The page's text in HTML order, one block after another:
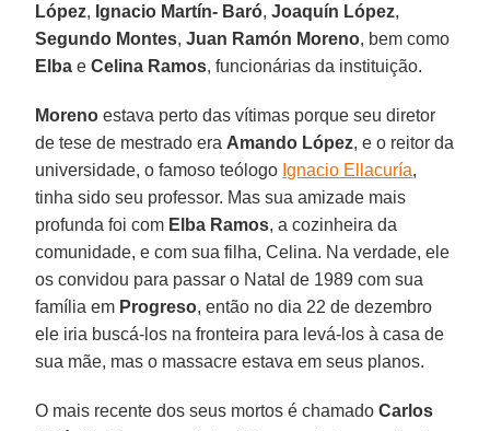
López, Ignacio Martín- Baró,Joaquín López,
Segundo Montes,Juan Ramón Moreno, bem como
Elba eCelina Ramos, funcionárias da instituição.
Moreno estava perto das vítimas porque seu diretor
de tese de mestrado era Amando López, e o reitor da
universidade, o famoso teólogo Ignacio Ellacuría,
tinha sido seu professor. Mas sua amizade mais
profunda foi com Elba Ramos, a cozinheira da
comunidade, e com sua filha, Celina. Na verdade, ele
os convidou para passar o Natal de 1989 com sua
família em Progreso, então no dia 22 de dezembro
ele iria buscá-los na fronteira para levá-los à casa de
sua mãe, mas o massacre estava em seus planos.
O mais recente dos seus mortos é chamadoCarlos